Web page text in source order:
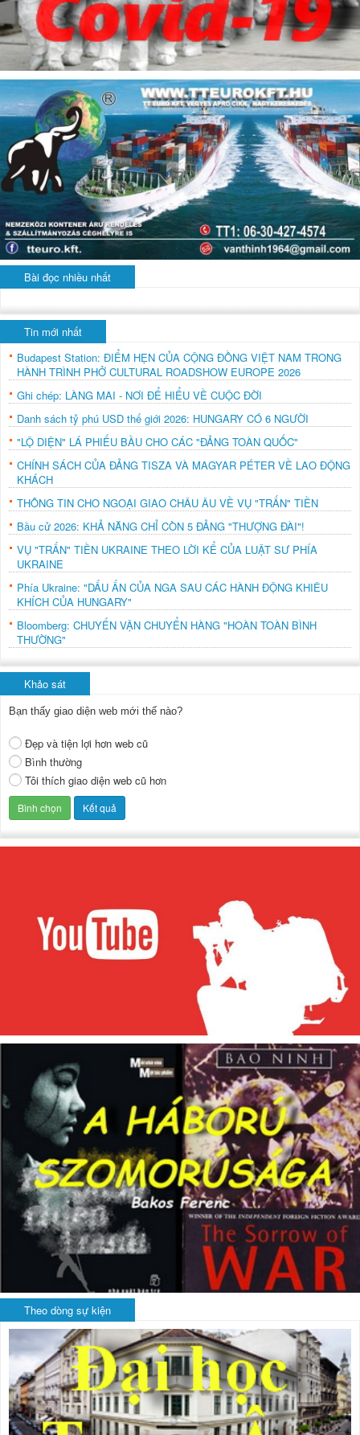
Bài đọc nhiều nhất
Tin mới nhất
Budapest Station: ĐIỂM HẸN CỦA CỘNG ĐỒNG VIỆT NAM TRONG
HÀNH TRÌNH PHỞ CULTURAL ROADSHOW EUROPE 2026
Ghi chép: LÀNG MAI - NƠI ĐỂ HIỂU VỀ CUỘC ĐỜI
Danh sách tỷ phú USD thế giới 2026: HUNGARY CÓ 6 NGƯỜI
"LỘ DIỆN" LÁ PHIẾU BẦU CHO CÁC "ĐẢNG TOÀN QUỐC"
CHÍNH SÁCH CỦA ĐẢNG TISZA VÀ MAGYAR PÉTER VỀ LAO ĐỘNG
KHÁCH
THÔNG TIN CHO NGOẠI GIAO CHÂU ÂU VỀ VỤ "TRẤN" TIỀN
Bầu cử 2026: KHẢ NĂNG CHỈ CÒN 5 ĐẢNG "THƯỢNG ĐÀI"!
VỤ "TRẤN" TIỀN UKRAINE THEO LỜI KỂ CỦA LUẬT SƯ PHÍA
UKRAINE
Phía Ukraine: "DẤU ẤN CỦA NGA SAU CÁC HÀNH ĐỘNG KHIÊU
KHÍCH CỦA HUNGARY"
Bloomberg: CHUYẾN VẬN CHUYỂN HÀNG "HOÀN TOÀN BÌNH
THƯỜNG"
Khảo sát
Bạn thấy giao diện web mới thế nào?
Đẹp và tiện lợi hơn web cũ
Bình thường
Tôi thích giao diện web cũ hơn
Theo dòng sự kiện